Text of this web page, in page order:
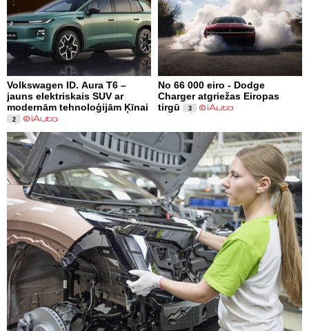
Volkswagen ID. Aura T6 –
jauns elektriskais SUV ar
modernām tehnoloģijām Ķīnai
2
No 66 000 eiro - Dodge
Charger atgriežas Eiropas
tirgū
3